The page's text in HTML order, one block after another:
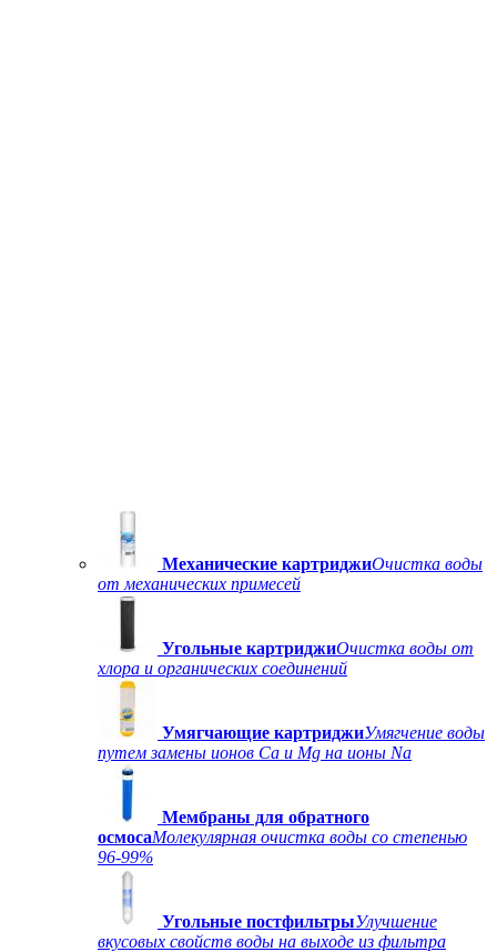
Механические картриджиОчистка воды
от механических примесей
Угольные картриджиОчистка воды от
хлора и органических соединений
Умягчающие картриджиУмягчение воды
путем замены ионов Ca и Mg на ионы Na
Мембраны для обратного
осмосаМолекулярная очистка воды со степенью
96-99%
Угольные постфильтрыУлучшение
вкусовых свойств воды на выходе из фильтра